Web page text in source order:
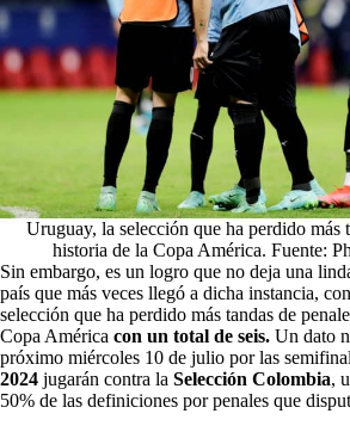
Uruguay, la selección que ha perdido más
historia de la Copa América. Fuente:
Sin embargo, es un logro que no deja una
país que más veces llegó a dicha instancia,
selección que ha perdido más tandas de
Copa América con un total de seis. Un dato
próximo miércoles 10 de julio por las
2024 jugarán contra la Selección Colombia,
50% de las definiciones por penales que